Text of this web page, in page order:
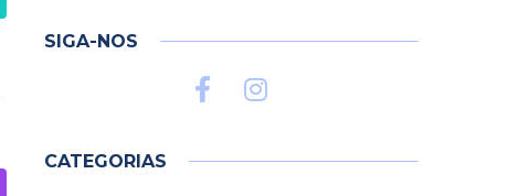
SIGA-NOS
CATEGORIAS